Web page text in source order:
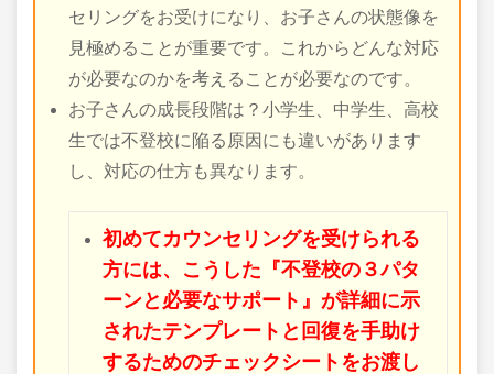
セリングをお受けになり、お子さんの状態像を
見極めることが重要です。これからどんな対応
が必要なのかを考えることが必要なのです。
お子さんの成長段階は？小学生、中学生、高校
生では不登校に陥る原因にも違いがあります
し、対応の仕方も異なります。
初めてカウンセリングを受けられる
方には、こうした『不登校の３パタ
ーンと必要なサポート』が詳細に示
されたテンプレートと回復を手助け
するためのチェックシートをお渡し